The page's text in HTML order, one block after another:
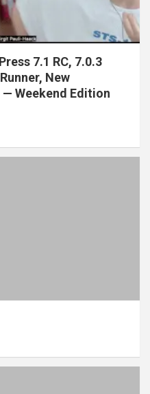
7.1 RC, 7.0.3
New
Weekend Edition